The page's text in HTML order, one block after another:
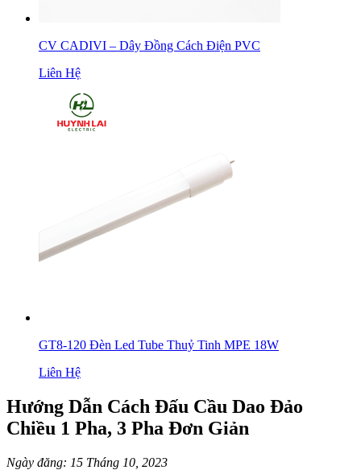
CV CADIVI – Dây Đồng Cách Điện PVC
Liên Hệ
GT8-120 Đèn Led Tube Thuỷ Tinh MPE 18W
Liên Hệ
Hướng Dẫn Cách Đấu Cầu Dao Đảo
Chiều 1 Pha, 3 Pha Đơn Giản
Ngày đăng: 15 Tháng 10, 2023